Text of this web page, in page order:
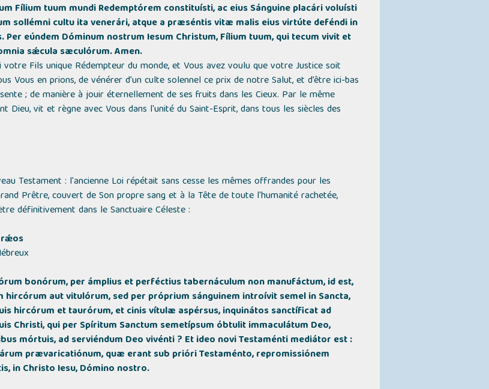
Fílium tuum mundi Redemptórem constituísti, ac eius Sánguine placári voluísti
sollémni cultu ita venerári, atque a præséntis vitæ malis eius virtúte deféndi in
eúndem Dóminum nostrum Iesum Christum, Fílium tuum, qui tecum vivit et
sǽcula sæculórum. Amen.
Fils unique Rédempteur du monde, et Vous avez voulu que votre Justice soit
Vous en prions, de vénérer d’un culte solennel ce prix de notre Salut, et d’être ici-bas
; de manière à jouir éternellement de ses fruits dans les Cieux. Par le même
Dieu, vit et règne avec Vous dans l'unité du Saint-Esprit, dans tous les siècles des
Testament : l'ancienne Loi répétait sans cesse les mêmes offrandes pour les
Prêtre, couvert de Son propre sang et à la Tête de toute l'humanité rachetée,
définitivement dans le Sanctuaire Céleste:
bonórum, per ámplius et perféctius tabernáculum non manufáctum, id est,
hircórum aut vitulórum, sed per próprium sánguinem introívit semel in Sancta,
hircórum et taurórum, et cinis vítulæ aspérsus, inquinátos sanctíficat ad
Christi, qui per Spíritum Sanctum semetípsum óbtulit immaculátum Deo,
mórtuis, ad serviéndum Deo vivénti ? Et ideo novi Testaménti mediátor est :
prævaricatiónum, quæ erant sub prióri Testaménto, repromissiónem
in Christo Iesu, Dómino nostro.